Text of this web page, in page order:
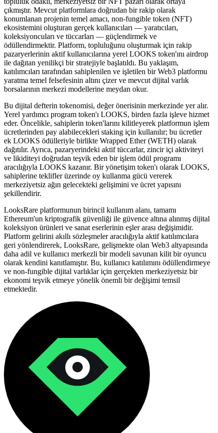
çıkmıştır. Mevcut platformlara doğrudan bir rakip olarak
konumlanan projenin temel amacı, non-fungible token (NFT)
ekosistemini oluşturan gerçek kullanıcıları — yaratıcıları,
koleksiyoncuları ve tüccarları — güçlendirmek ve
ödüllendirmektir. Platform, topluluğunu oluşturmak için rakip
pazaryerlerinin aktif kullanıcılarına yerel LOOKS token'ını airdrop
ile dağıtan yenilikçi bir stratejiyle başlatıldı. Bu yaklaşım,
katılımcıları tarafından sahiplenilen ve işletilen bir Web3 platformu
yaratma temel felsefesinin altını çizer ve mevcut dijital varlık
borsalarının merkezi modellerine meydan okur.
Bu dijital defterin tokenomisi, değer önerisinin merkezinde yer alır.
Yerel yardımcı program token'ı LOOKS, birden fazla işleve hizmet
eder. Öncelikle, sahiplerin token'larını kilitleyerek platformun işlem
ücretlerinden pay alabilecekleri staking için kullanılır; bu ücretler
ek LOOKS ödülleriyle birlikte Wrapped Ether (WETH) olarak
dağıtılır. Ayrıca, pazaryerindeki aktif tüccarlar, zincir içi aktiviteyi
ve likiditeyi doğrudan teşvik eden bir işlem ödül programı
aracılığıyla LOOKS kazanır. Bir yönetişim token'ı olarak LOOKS,
sahiplerine teklifler üzerinde oy kullanma gücü vererek
merkeziyetsiz ağın gelecekteki gelişimini ve ücret yapısını
şekillendirir.
LooksRare platformunun birincil kullanım alanı, tamamı
Ethereum'un kriptografik güvenliği ile güvence altına alınmış dijital
koleksiyon ürünleri ve sanat eserlerinin eşler arası değişimidir.
Platform gelirini akıllı sözleşmeler aracılığıyla aktif katılımcılara
geri yönlendirerek, LooksRare, gelişmekte olan Web3 altyapısında
daha adil ve kullanıcı merkezli bir modeli savunan kilit bir oyuncu
olarak kendini kanıtlamıştır. Bu, kullanıcı katılımını ödüllendirmeye
ve non-fungible dijital varlıklar için gerçekten merkeziyetsiz bir
ekonomi teşvik etmeye yönelik önemli bir değişimi temsil
etmektedir.